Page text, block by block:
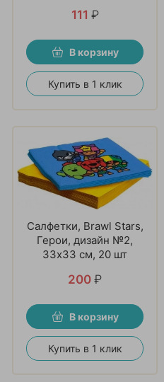
111 ₽
В корзину
Купить в 1 клик
Салфетки, Brawl Stars,
Герои, дизайн №2,
33х33 см, 20 шт
200 ₽
В корзину
Купить в 1 клик